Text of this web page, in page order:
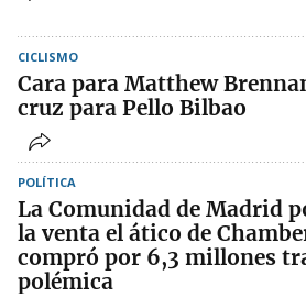
CICLISMO
Cara para Matthew
cruz para Pello Bilbao
POLÍTICA
La Comunidad de Madrid
la venta el ático de
compró por 6,3 millones
polémica